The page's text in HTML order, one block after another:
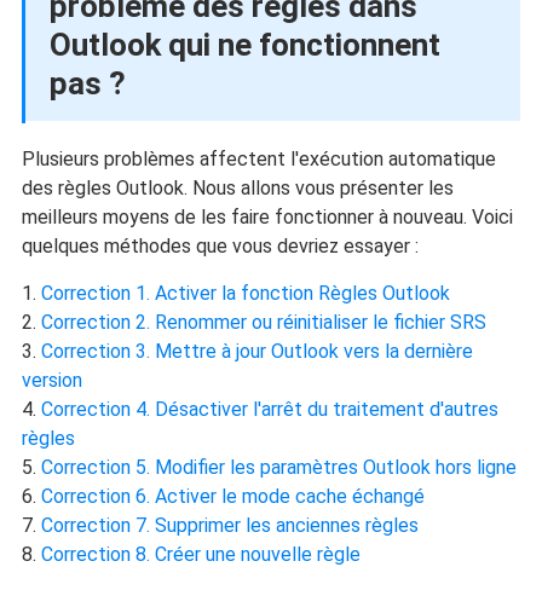
Outlook qui ne fonctionnent
pas ?
Plusieurs problèmes affectent l'exécution automatique
des règles Outlook. Nous allons vous présenter les
meilleurs moyens de les faire fonctionner à nouveau. Voici
quelques méthodes que vous devriez essayer :
Correction 1. Activer la fonction Règles Outlook
Correction 2. Renommer ou réinitialiser le fichier SRS
Correction 3. Mettre à jour Outlook vers la dernière
version
Correction 4. Désactiver l'arrêt du traitement d'autres
règles
Correction 5. Modifier les paramètres Outlook hors ligne
Correction 6. Activer le mode cache échangé
Correction 7. Supprimer les anciennes règles
Correction 8. Créer une nouvelle règle